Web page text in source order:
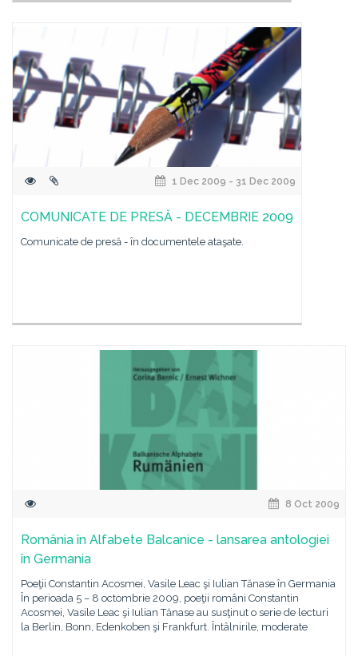
1 Dec 2009 - 31 Dec 2009
COMUNICATE DE PRESĂ - DECEMBRIE 2009
Comunicate de presă - în documentele ataşate.
8 Oct 2009
România în Alfabete Balcanice - lansarea antologiei
în Germania
Poeţii Constantin Acosmei, Vasile Leac şi Iulian Tănase în Germania
În perioada 5 – 8 octombrie 2009, poeţii români Constantin
Acosmei, Vasile Leac şi Iulian Tănase au susţinut o serie de lecturi
la Berlin, Bonn, Edenkoben şi Frankfurt. Întâlnirile, moderate